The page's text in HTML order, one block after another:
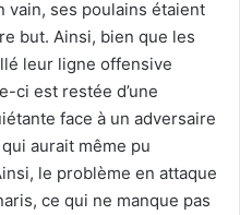
vain, ses poulains étaient
but. Ainsi, bien que les
leur ligne offensive
ci est restée d’une
face à un adversaire
aurait même pu
le problème en attaque
ce qui ne manque pas